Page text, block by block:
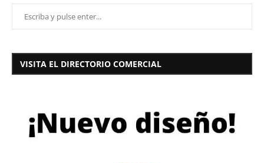
VISITA EL DIRECTORIO COMERCIAL